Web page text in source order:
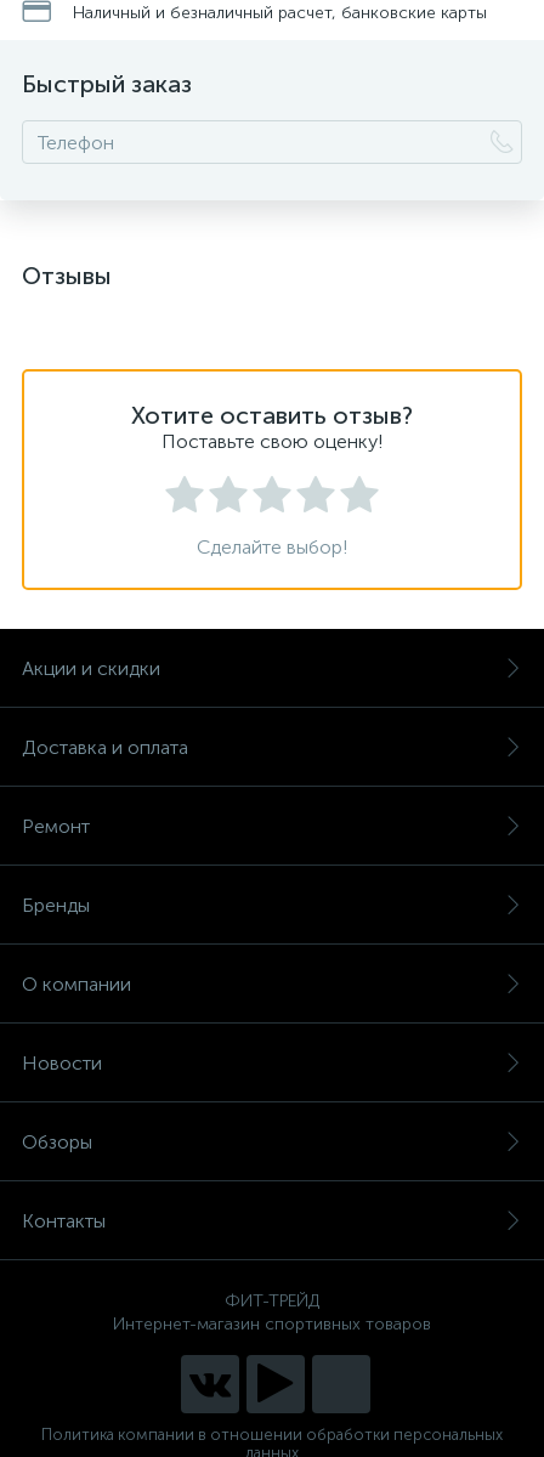
Наличный и безналичный расчет, банковские карты
Быстрый заказ
Отзывы
Хотите оставить отзыв?
Поставьте свою оценку!
Сделайте выбор!
Акции и скидки
Доставка и оплата
Ремонт
Бренды
О компании
Новости
Обзоры
Контакты
ФИТ-ТРЕЙД
Интернет-магазин спортивных товаров
Политика компании в отношении обработки персональных
данных